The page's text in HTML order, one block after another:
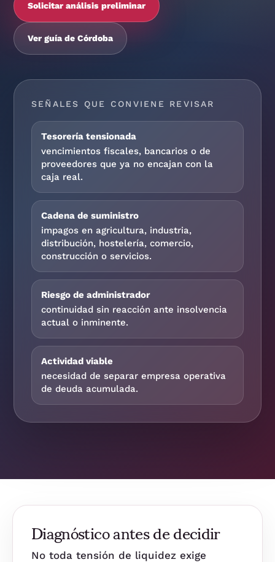
Solicitar análisis preliminar
Ver guía de Córdoba
SEÑALES QUE CONVIENE REVISAR
Tesorería tensionada
vencimientos fiscales, bancarios o de
proveedores que ya no encajan con la
caja real.
Cadena de suministro
impagos en agricultura, industria,
distribución, hostelería, comercio,
construcción o servicios.
Riesgo de administrador
continuidad sin reacción ante insolvencia
actual o inminente.
Actividad viable
necesidad de separar empresa operativa
de deuda acumulada.
Diagnóstico antes de decidir
No toda tensión de liquidez exige